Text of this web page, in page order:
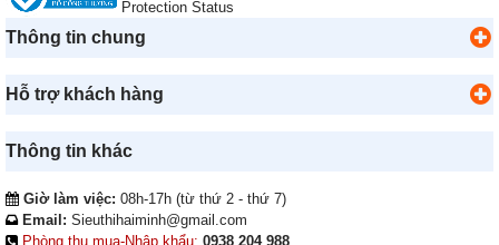
Thông tin chung
Hỗ trợ khách hàng
Thông tin khác
Giờ làm việc: 08h-17h (từ thứ 2 - thứ 7)
Email: Sieuthihaiminh@gmail.com
Phòng thu mua-Nhập khẩu: 0938 204 988